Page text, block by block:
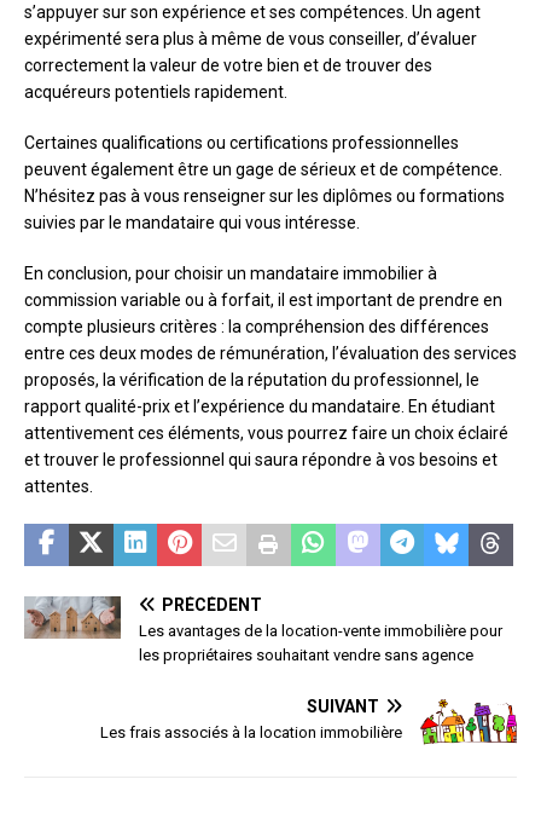
s’appuyer sur son expérience et ses compétences. Un agent
expérimenté sera plus à même de vous conseiller, d’évaluer
correctement la valeur de votre bien et de trouver des
acquéreurs potentiels rapidement.
Certaines qualifications ou certifications professionnelles
peuvent également être un gage de sérieux et de compétence.
N’hésitez pas à vous renseigner sur les diplômes ou formations
suivies par le mandataire qui vous intéresse.
En conclusion, pour choisir un mandataire immobilier à
commission variable ou à forfait, il est important de prendre en
compte plusieurs critères : la compréhension des différences
entre ces deux modes de rémunération, l’évaluation des services
proposés, la vérification de la réputation du professionnel, le
rapport qualité-prix et l’expérience du mandataire. En étudiant
attentivement ces éléments, vous pourrez faire un choix éclairé
et trouver le professionnel qui saura répondre à vos besoins et
attentes.
PRÉCÉDENT
Les avantages de la location-vente immobilière pour
les propriétaires souhaitant vendre sans agence
SUIVANT
Les frais associés à la location immobilière